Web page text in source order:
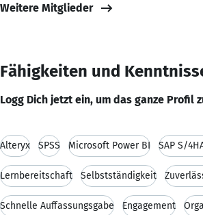
Weitere Mitglieder
Fähigkeiten und
Logg Dich jetzt ein, um das ganze Profil
Alteryx SPSS Microsoft Power BI SAP S/
Lernbereitschaft Selbstständigkeit
Schnelle Auffassungsgabe Engagement